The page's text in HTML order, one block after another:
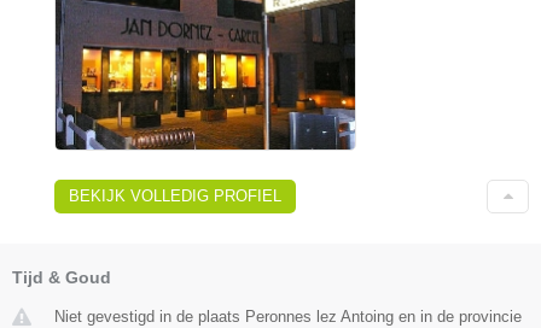
BEKIJK VOLLEDIG PROFIEL
Tijd & Goud
Niet gevestigd in de plaats Peronnes lez Antoing en in de provincie